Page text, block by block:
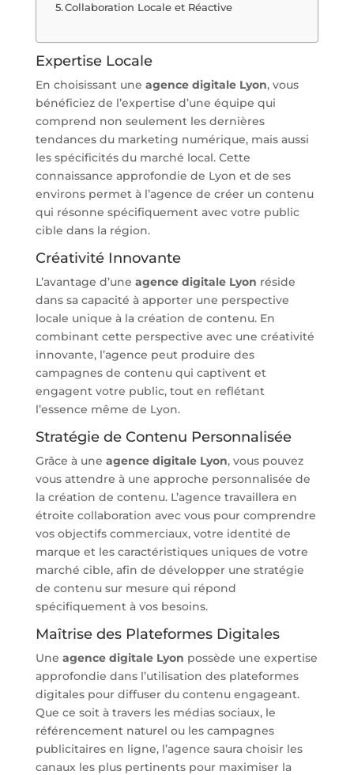
Collaboration Locale et Réactive
Expertise Locale
En choisissant une agence digitale Lyon, vous
bénéficiez de l’expertise d’une équipe qui
comprend non seulement les dernières
tendances du marketing numérique, mais aussi
les spécificités du marché local. Cette
connaissance approfondie de Lyon et de ses
environs permet à l’agence de créer un contenu
qui résonne spécifiquement avec votre public
cible dans la région.
Créativité Innovante
L’avantage d’une agence digitale Lyon réside
dans sa capacité à apporter une perspective
locale unique à la création de contenu. En
combinant cette perspective avec une créativité
innovante, l’agence peut produire des
campagnes de contenu qui captivent et
engagent votre public, tout en reflétant
l’essence même de Lyon.
Stratégie de Contenu Personnalisée
Grâce à une agence digitale Lyon, vous pouvez
vous attendre à une approche personnalisée de
la création de contenu. L’agence travaillera en
étroite collaboration avec vous pour comprendre
vos objectifs commerciaux, votre identité de
marque et les caractéristiques uniques de votre
marché cible, afin de développer une stratégie
de contenu sur mesure qui répond
spécifiquement à vos besoins.
Maîtrise des Plateformes Digitales
Une agence digitale Lyon possède une expertise
approfondie dans l’utilisation des plateformes
digitales pour diffuser du contenu engageant.
Que ce soit à travers les médias sociaux, le
référencement naturel ou les campagnes
publicitaires en ligne, l’agence saura choisir les
canaux les plus pertinents pour maximiser la